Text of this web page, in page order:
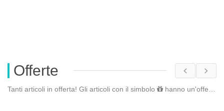
Offerte
Tanti articoli in offerta! Gli articoli con il simbolo hanno un'offerta riservata. Fai il